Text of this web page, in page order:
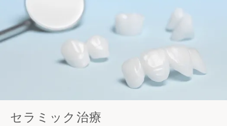
セラミック治療